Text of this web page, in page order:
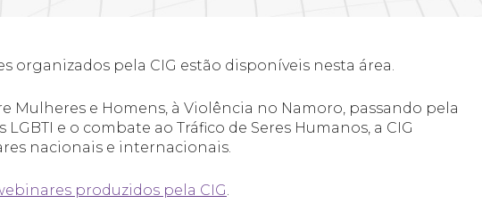
organizados pela CIG estão disponíveis nesta área.
Mulheres e Homens, à Violência no Namoro, passando pela
e o combate ao Tráfico de Seres Humanos, a CIG
nacionais e internacionais.
produzidos pela CIG.
Pesquisar
no